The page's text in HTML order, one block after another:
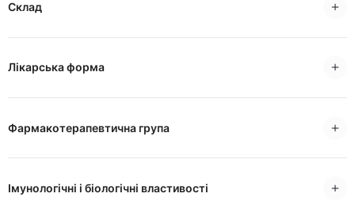
Склад
Лікарська форма
Фармакотерапевтична група
Імунологічні і біологічні властивості